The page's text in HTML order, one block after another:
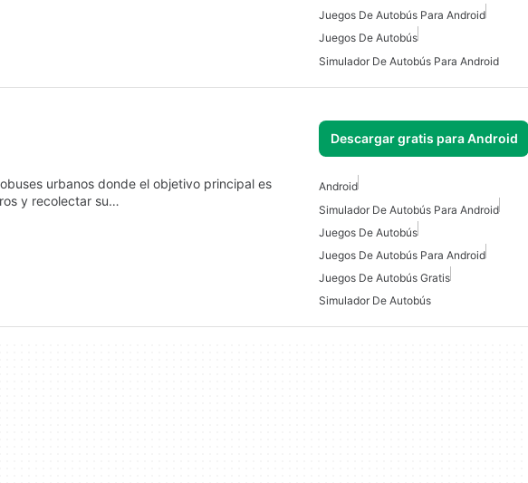
Juegos De Autobús Para Android
Juegos De Autobús
Simulador De Autobús Para Android
Descargar gratis para Android
urbanos donde el objetivo principal es
y recolectar su…
Android
Simulador De Autobús Para Android
Juegos De Autobús
Juegos De Autobús Para Android
Juegos De Autobús Gratis
Simulador De Autobús